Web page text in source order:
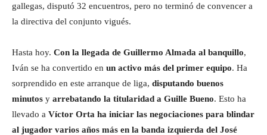
gallegas, disputó 32 encuentros, pero no terminó de convencer a
la directiva del conjunto vigués.
Hasta hoy. Con la llegada de Guillermo Almada al banquillo,
Iván se ha convertido en un activo más del primer equipo. Ha
sorprendido en este arranque de liga, disputando buenos
minutos y arrebatando la titularidad a Guille Bueno. Esto ha
llevado a Víctor Orta ha iniciar las negociaciones para blindar
al jugador varios años más en la banda izquierda del José